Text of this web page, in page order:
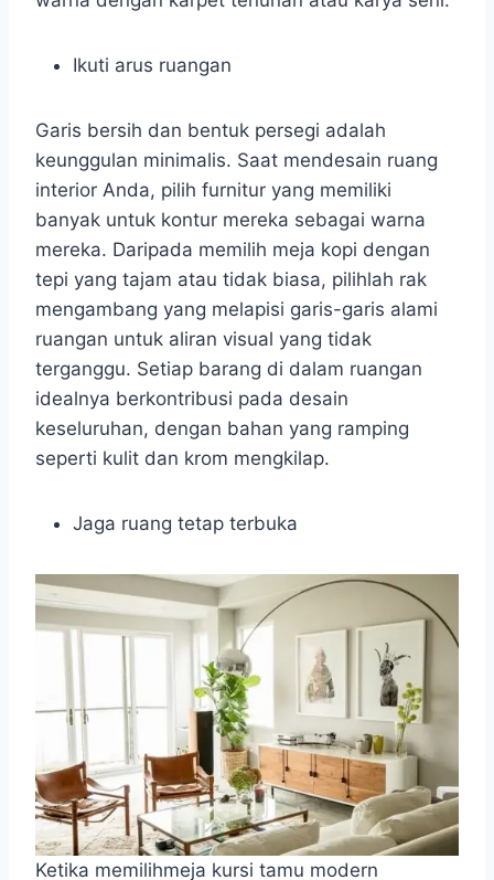
Ikuti arus ruangan
Garis bersih dan bentuk persegi adalah
keunggulan minimalis. Saat mendesain ruang
interior Anda, pilih furnitur yang memiliki
banyak untuk kontur mereka sebagai warna
mereka. Daripada memilih meja kopi dengan
tepi yang tajam atau tidak biasa, pilihlah rak
mengambang yang melapisi garis-garis alami
ruangan untuk aliran visual yang tidak
terganggu. Setiap barang di dalam ruangan
idealnya berkontribusi pada desain
keseluruhan, dengan bahan yang ramping
seperti kulit dan krom mengkilap.
Jaga ruang tetap terbuka
Ketika memilihmeja kursi tamu modern